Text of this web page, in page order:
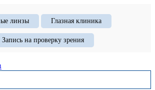
линзы Глазная клиника
Запись на проверку зрения